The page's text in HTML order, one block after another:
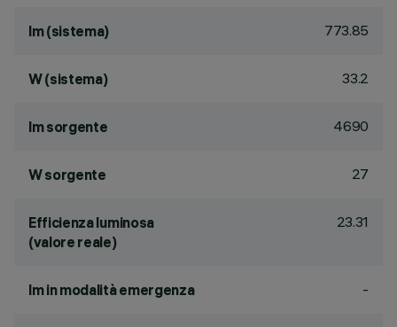
lm (sistema) 773.85
W (sistema) 33.2
lm sorgente 4690
W sorgente 27
Efficienza luminosa
(valore reale)
23.31
lm in modalità emergenza -